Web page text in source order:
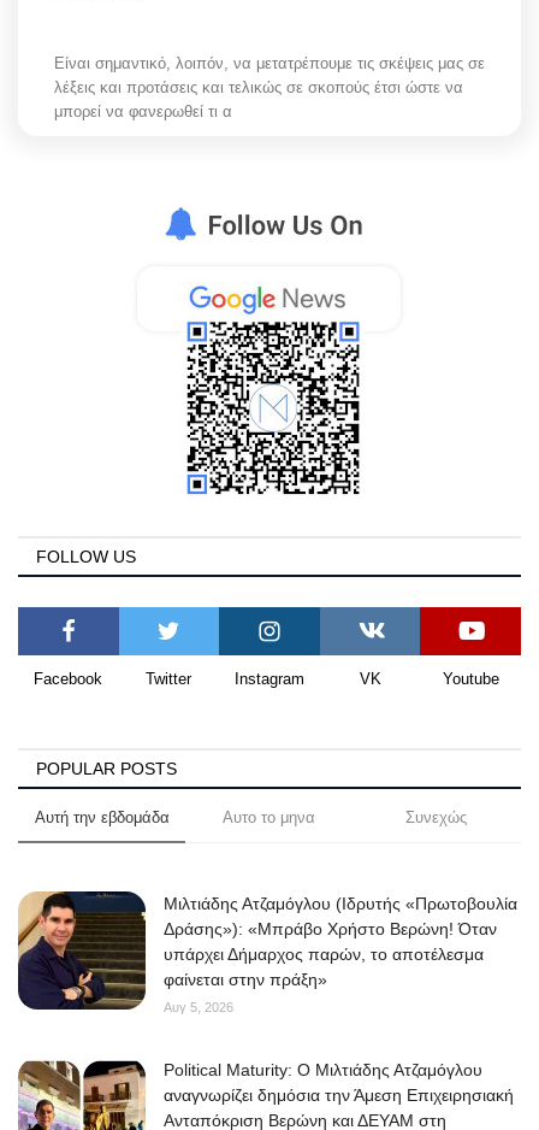
Είναι σημαντικό, λοιπόν, να μετατρέπουμε τις σκέψεις μας σε
λέξεις και προτάσεις και τελικώς σε σκοπούς έτσι ώστε να
μπορεί να φανερωθεί τι α
FOLLOW US
Facebook Twitter Instagram VK Youtube
POPULAR POSTS
Αυτή την εβδομάδα Αυτο το μηνα Συνεχώς
Μιλτιάδης Ατζαμόγλου (Ιδρυτής «Πρωτοβουλία
Δράσης»): «Μπράβο Χρήστο Βερώνη! Όταν
υπάρχει Δήμαρχος παρών, το αποτέλεσμα
φαίνεται στην πράξη»
Αυγ 5, 2026
Political Maturity: Ο Μιλτιάδης Ατζαμόγλου
αναγνωρίζει δημόσια την Άμεση Επιχειρησιακή
Ανταπόκριση Βερώνη και ΔΕΥΑΜ στη